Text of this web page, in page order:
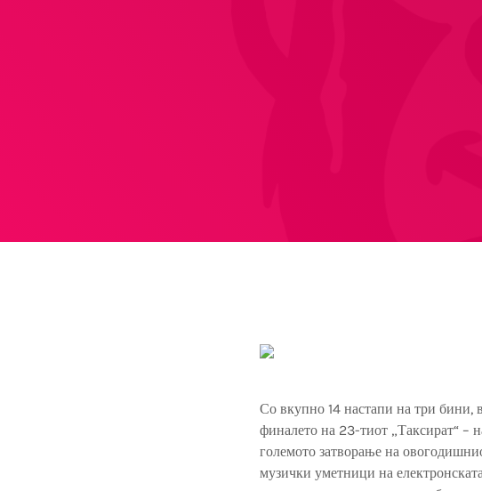
Со вкупно 14 настапи на три бини,
финалето на 23-тиот „Таксират“ –
големото затворање на
музички уметници на